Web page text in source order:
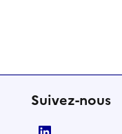
Suivez-nous